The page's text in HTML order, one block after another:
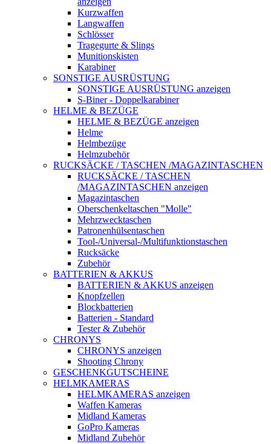
Kurzwaffen
Langwaffen
Schlösser
Tragegurte & Slings
Munitionskisten
Karabiner
SONSTIGE AUSRÜSTUNG
SONSTIGE AUSRÜSTUNG anzeigen
S-Biner - Doppelkarabiner
HELME & BEZÜGE
HELME & BEZÜGE anzeigen
Helme
Helmbezüge
Helmzubehör
RUCKSÄCKE / TASCHEN /MAGAZINTASCHEN
RUCKSÄCKE / TASCHEN
/MAGAZINTASCHEN anzeigen
Magazintaschen
Oberschenkeltaschen "Molle"
Mehrzwecktaschen
Patronenhülsentaschen
Tool-/Universal-/Multifunktionstaschen
Rucksäcke
Zubehör
BATTERIEN & AKKUS
BATTERIEN & AKKUS anzeigen
Knopfzellen
Blockbatterien
Batterien - Standard
Tester & Zubehör
CHRONYS
CHRONYS anzeigen
Shooting Chrony
GESCHENKGUTSCHEINE
HELMKAMERAS
HELMKAMERAS anzeigen
Waffen Kameras
Midland Kameras
GoPro Kameras
Midland Zubehör